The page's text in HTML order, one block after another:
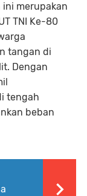
merupakan
TNI Ke-80
tangan di
Dengan
tengah
beban